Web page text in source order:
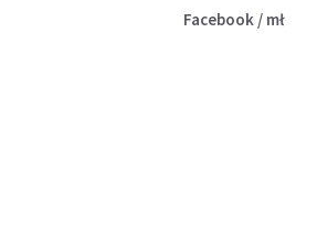
Facebook / mł